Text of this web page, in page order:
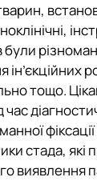
тощо.
стада, які
виявлення